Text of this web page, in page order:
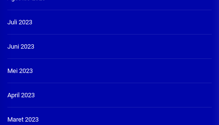
Juli 2023
Juni 2023
Mei 2023
April 2023
Maret 2023